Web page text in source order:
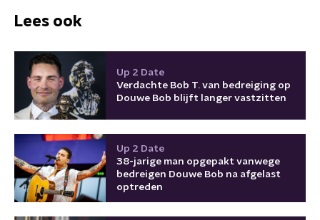
Lees ook
Up 2 Date
Verdachte Bob T. van bedreiging op
Douwe Bob blijft langer vastzitten
Up 2 Date
38-jarige man opgepakt vanwege
bedreigen Douwe Bob na afgelast
optreden